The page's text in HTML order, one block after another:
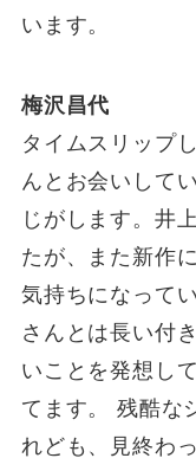
います。
梅沢昌代
タイムスリップ
んとお会いして
じがします。井
たが、また新作
気持ちになって
さんとは長い付
いことを発想し
てます。 残酷な
れども、見終わ